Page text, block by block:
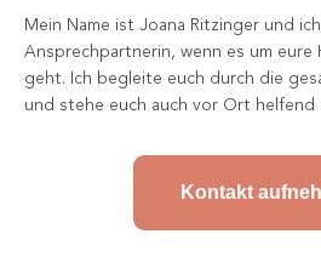
Mein Name ist Joana Ritzinger und
Ansprechpartnerin, wenn es um eure
geht. Ich begleite euch durch die
und stehe euch auch vor Ort helfend
Kontakt